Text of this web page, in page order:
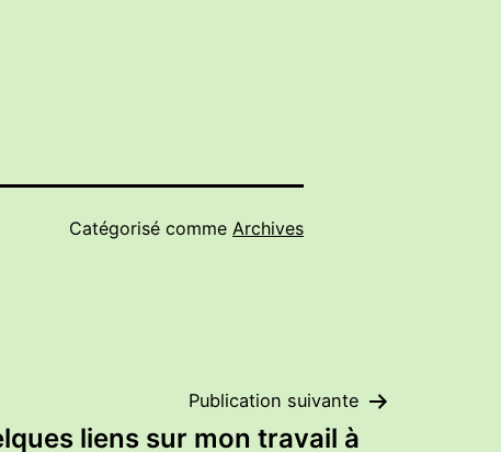
Catégorisé comme Archives
Publication suivante
liens sur mon travail à